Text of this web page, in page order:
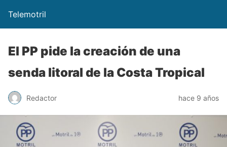
Telemotril
El PP pide la creación de una
senda litoral de la Costa Tropical
Redactor hace 9 años